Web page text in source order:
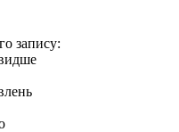
запису: